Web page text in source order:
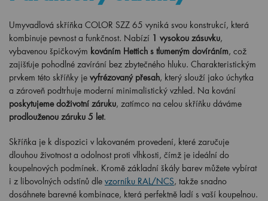
Umyvadlová skříňka COLOR SZZ 65 vyniká svou konstrukcí, která
kombinuje pevnost a funkčnost. Nabízí 1 vysokou zásuvku,
vybavenou špičkovým kováním Hettich s tlumeným dovíráním, což
zajišťuje pohodlné zavírání bez zbytečného hluku. Charakteristickým
prvkem této skříňky je vyfrézovaný přesah, který slouží jako úchytka
a zároveň podtrhuje moderní minimalistický vzhled. Na kování
poskytujeme doživotní záruku, zatímco na celou skříňku dáváme
prodlouženou záruku 5 let.
Skříňka je k dispozici v lakovaném provedení, které zaručuje
dlouhou životnost a odolnost proti vlhkosti, čímž je ideální do
koupelnových podmínek. Kromě základní škály barev můžete vybírat
i z libovolných odstínů dle vzorníku RAL/NCS, takže snadno
dosáhnete barevné kombinace, která perfektně ladí s vaší koupelnou.